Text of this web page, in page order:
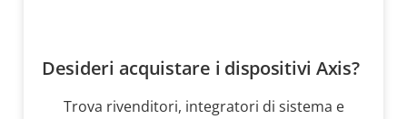
Desideri acquistare i dispositivi Axis?
Trova rivenditori, integratori di sistema e